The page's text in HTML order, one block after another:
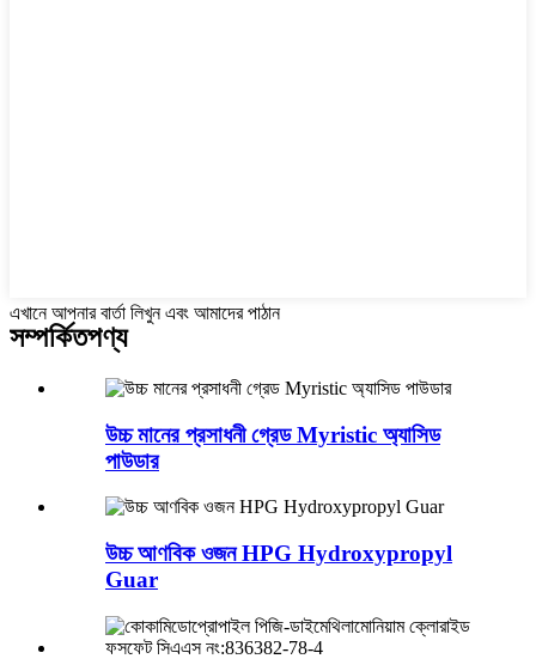
এখানে আপনার বার্তা লিখুন এবং আমাদের পাঠান
সম্পর্কিতপণ্য
উচ্চ মানের প্রসাধনী গ্রেড Myristic অ্যাসিড
পাউডার
উচ্চ আণবিক ওজন HPG Hydroxypropyl
Guar